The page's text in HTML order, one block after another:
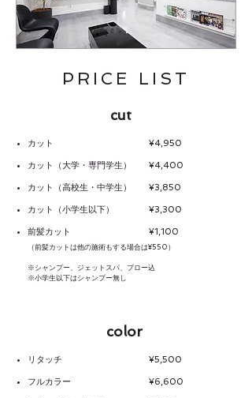
PRICE LIST
cut
カット ¥4,950
カット（大学・専門学生） ¥4,400
カット（高校生・ 中学生 ） ¥3,850
カット（小学生以下） ¥3,300
前髪カット ¥1,100
（前髪カットは他の施術もする場合は¥550）
※シャンプー、ジェットスパ、ブロー込
※小学生以下はシャンプー無し
color
リタッチ ¥5,500
フルカラー ¥6,600